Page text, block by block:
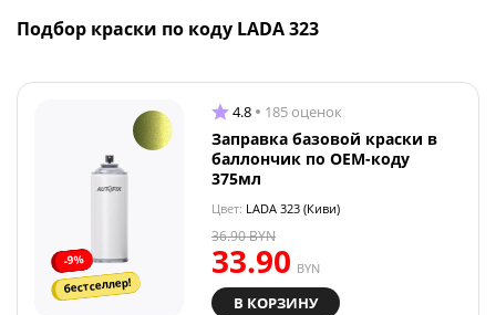
Подбор краски по коду LADA 323
-9%
бестселлер!
4.8 185 оценок
Заправка базовой краски в
баллончик по OEM-коду
375мл
Цвет: LADA 323 (Киви)
33.90 BYN
36.90BYN
В КОРЗИНУ